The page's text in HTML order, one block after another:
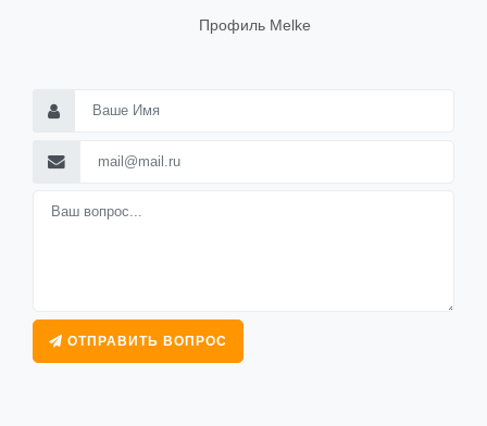
Профиль Melke
ОТПРАВИТЬ ВОПРОС